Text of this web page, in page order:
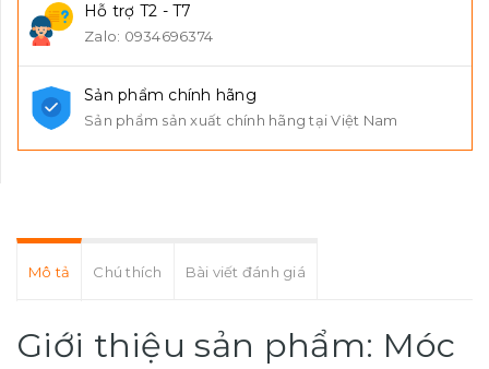
Hỗ trợ T2 - T7
Zalo: 0934696374
Sản phẩm chính hãng
Sản phẩm sản xuất chính hãng tại Việt Nam
Mô tả Chú thích Bài viết đánh giá
Giới thiệu sản phẩm: Móc